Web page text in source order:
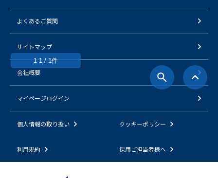
1-1 / 1件
よくあるご質問
サイトマップ
会社概要
マイページログイン
個人情報の取り扱い クッキーポリシー
利用規約 採用ご担当者様へ